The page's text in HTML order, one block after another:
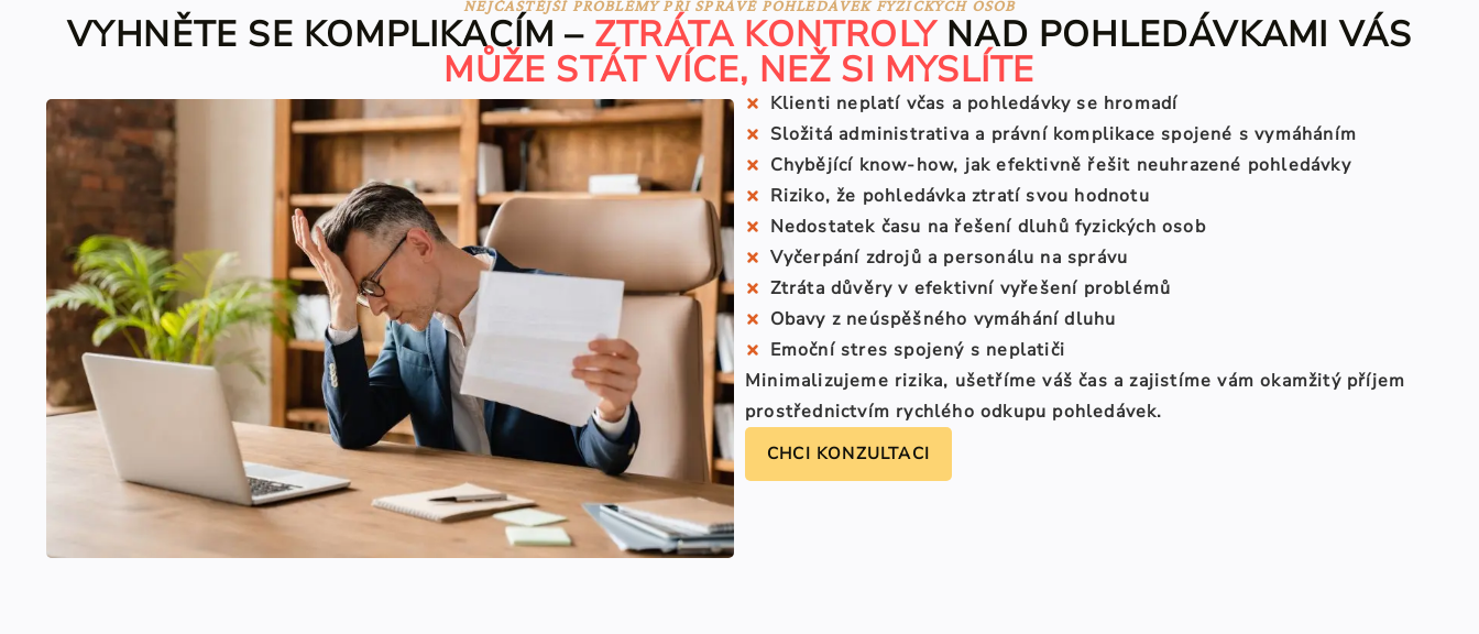
NEJČASTĚJŠÍ PROBLÉMY PŘI SPRÁVĚ POHLEDÁVEK FYZICKÝCH OSOB
VYHNĚTE SE KOMPLIKACÍM – ZTRÁTA KONTROLYNAD POHLEDÁVKAMI VÁS
MŮŽE STÁT VÍCE, NEŽ SI MYSLÍTE
Klienti neplatí včas a pohledávky se hromadí
Složitá administrativa a právní komplikace spojené s vymáháním
Chybějící know-how, jak efektivně řešit neuhrazené pohledávky
Riziko, že pohledávka ztratí svou hodnotu
Nedostatek času na řešení dluhů fyzických osob
Vyčerpání zdrojů a personálu na správu
Ztráta důvěry v efektivní vyřešení problémů
Obavy z neúspěšného vymáhání dluhu
Emoční stres spojený s neplatiči
Minimalizujeme rizika, ušetříme váš čas a zajistíme vám okamžitý příjem
prostřednictvím rychlého odkupu pohledávek.
CHCI KONZULTACI